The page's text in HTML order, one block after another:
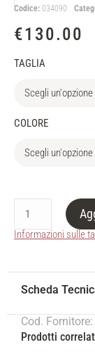
Codice: 034090
€130.00
TAGLIA
COLORE
Informazioni sulle
Cod.
Prodotti